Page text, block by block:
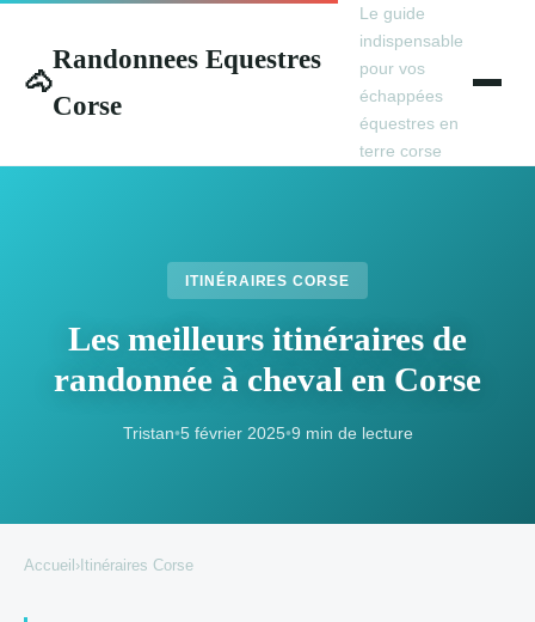
🐴
Randonnees Equestres
Corse
Le guide
indispensable
pour vos
échappées
équestres en
terre corse
ITINÉRAIRES CORSE
Les meilleurs itinéraires de
randonnée à cheval en Corse
Tristan•5 février 2025•9 min de lecture
Accueil › Itinéraires Corse